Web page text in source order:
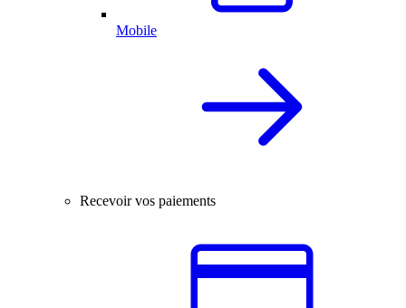
Mobile
Recevoir vos paiements